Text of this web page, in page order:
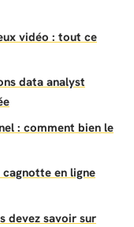
vidéo : tout ce
data analyst
: comment bien le
en ligne
devez savoir sur